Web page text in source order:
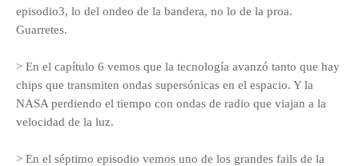
episodio3, lo del ondeo de la bandera, no lo de la proa.
Guarretes.
> En el capítulo 6 vemos que la tecnología avanzó tanto que hay
chips que transmiten ondas supersónicas en el espacio. Y la
NASA perdiendo el tiempo con ondas de radio que viajan a la
velocidad de la luz.
> En el séptimo episodio vemos uno de los grandes fails de la